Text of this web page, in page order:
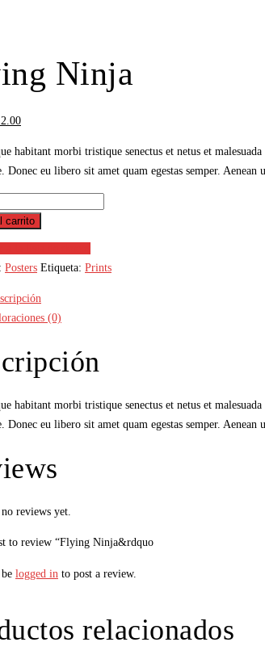
Ninja
habitant morbi tristique senectus et netus et
Donec eu libero sit amet quam egestas semper.
carrito
Posters Etiqueta: Prints
(0)
habitant morbi tristique senectus et netus et
Donec eu libero sit amet quam egestas semper.
reviews yet.
to review “Flying Ninja&rdquo
logged in to post a review.
relacionados